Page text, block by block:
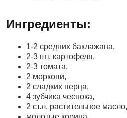
Ингредиенты:
1-2 средних баклажана,
2-3 шт. картофеля,
2-3 томата,
2 моркови,
2 сладких перца,
4 зубчика чеснока,
2 ст.л. растительное масло,